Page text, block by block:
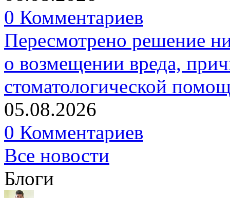
0 Комментариев
Пересмотрено решение
о возмещении вреда,
стоматологической
05.08.2026
0 Комментариев
Все новости
Блоги